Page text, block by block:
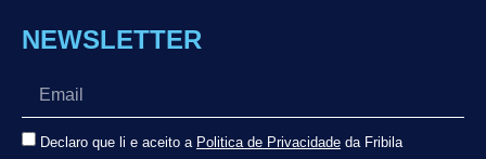
NEWSLETTER
Declaro que li e aceito a Politica de Privacidade da Fribila